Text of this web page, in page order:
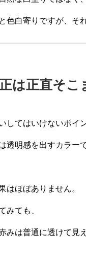
色白寄りですが、そ
は正直そこ
してはいけないポイ
透明感を出すカラーで
はほぼありません。
みても、
みは普通に透けて見